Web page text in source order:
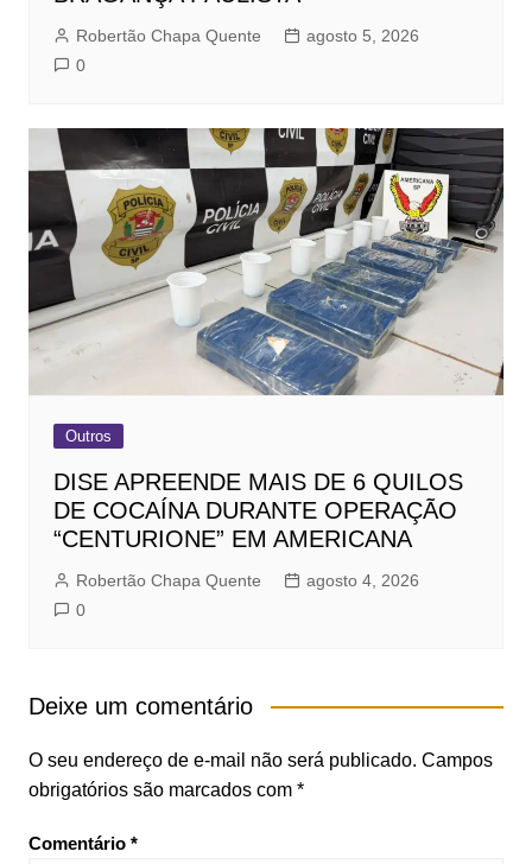
Robertão Chapa Quente
agosto 5, 2026
0
Outros
DISE APREENDE MAIS DE 6 QUILOS
DE COCAÍNA DURANTE OPERAÇÃO
“CENTURIONE” EM AMERICANA
Robertão Chapa Quente
agosto 4, 2026
0
Deixe um comentário
O seu endereço de e-mail não será publicado. Campos
obrigatórios são marcados com *
Comentário *